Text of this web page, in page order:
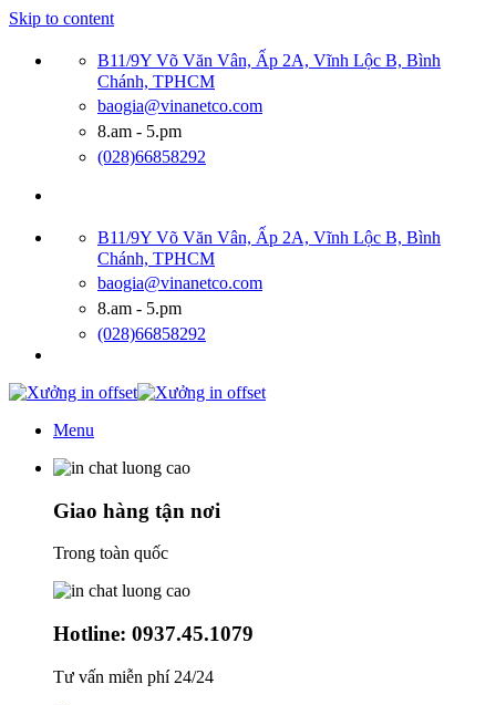
Skip to content
B11/9Y Võ Văn Vân, Ấp 2A, Vĩnh Lộc B, Bình
Chánh, TPHCM
baogia@vinanetco.com
8.am - 5.pm
(028)66858292
B11/9Y Võ Văn Vân, Ấp 2A, Vĩnh Lộc B, Bình
Chánh, TPHCM
baogia@vinanetco.com
8.am - 5.pm
(028)66858292
Menu
Giao hàng tận nơi
Trong toàn quốc
Hotline: 0937.45.1079
Tư vấn miễn phí 24/24